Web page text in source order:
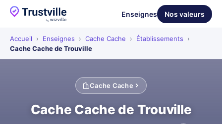
Enseignes Nos valeurs
Accueil › Enseignes › Cache Cache › Établissements
›
Cache Cache de Trouville
Cache Cache
Cache Cache de Trouville